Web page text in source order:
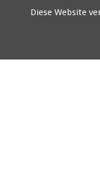
Diese Website